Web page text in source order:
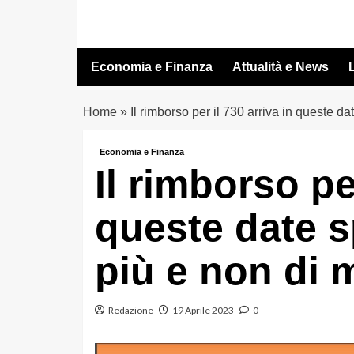
contenuto
Economia e Finanza Attualità e News
Home» Il rimborso per il 730 arriva in queste
Economia e Finanza
Il rimborso
queste date
più e non di
Redazione 19 Aprile 2023 0